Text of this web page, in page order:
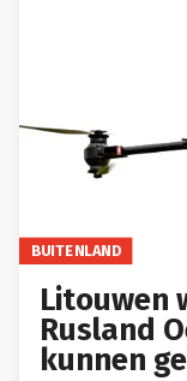
BUITENLAND
Litouwen
Rusland
kunnen